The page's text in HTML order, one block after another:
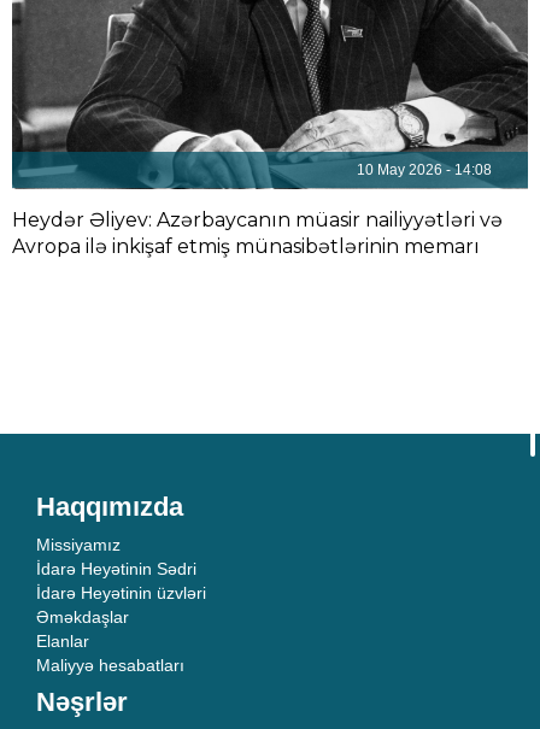
10 May 2026 - 14:08
Heydər Əliyev: Azərbaycanın müasir nailiyyətləri və
Avropa ilə inkişaf etmiş münasibətlərinin memarı
Haqqımızda
Missiyamız
İdarə Heyətinin Sədri
İdarə Heyətinin üzvləri
Əməkdaşlar
Elanlar
Maliyyə hesabatları
Nəşrlər